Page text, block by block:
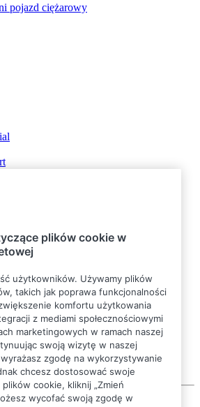
pojazd ciężarowy
plików cookie w
użytkowników. Używamy plików
takich jak poprawa funkcjonalności
komfortu użytkowania
z mediami społecznościowymi
marketingowych w ramach naszej
swoją wizytę w naszej
zgodę na wykorzystywanie
chcesz dostosować swoje
cookie, kliknij „Zmień
wycofać swoją zgodę w